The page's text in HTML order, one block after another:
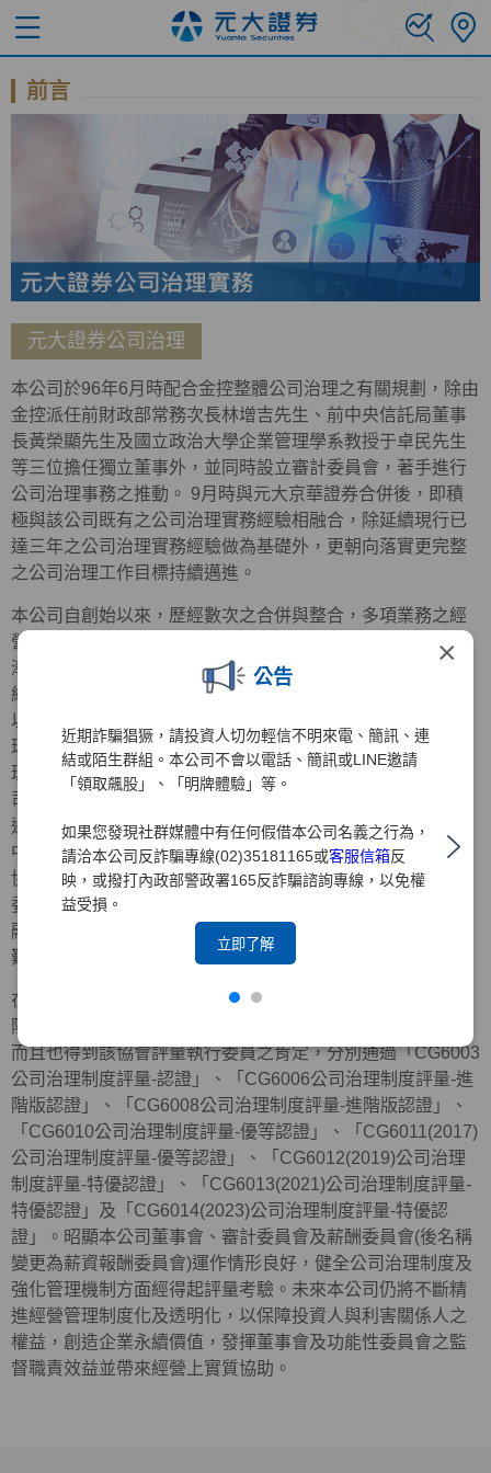
×
公告
近期詐騙猖獗，請投資人切勿輕信不明來電、簡訊、連
結或陌生群組。本公司不會以電話、簡訊或LINE邀請
「領取飆股」、「明牌體驗」等。
如果您發現社群媒體中有任何假借本公司名義之行為，
請洽本公司反詐騙專線(02)35181165或客服信箱反
映，或撥打內政部警政署165反詐騙諮詢專線，以免權
益受損。
立即了解
前言
元大證券公司治理
本公司於96年6月時配合金控整體公司治理之有關規劃，除由
金控派任前財政部常務次長林增吉先生、前中央信託局董事
長黃榮顯先生及國立政治大學企業管理學系教授于卓民先生
等三位擔任獨立董事外，並同時設立審計委員會，著手進行
公司治理事務之推動。 9月時與元大京華證券合併後，即積
極與該公司既有之公司治理實務經驗相融合，除延續現行已
達三年之公司治理實務經驗做為基礎外，更朝向落實更完整
之公司治理工作目標持續邁進。
本公司自創始以來，歷經數次之合併與整合，多項業務之經
營績效均居同業之冠，隨著組織日益壯大，經營管理事務日
漸繁重，原有之經營治理方式實已不符需求，為提昇公司的
經營效率，強化企業競爭力，增加與股東間之溝通與連繫，
以期能躋身於國際級金融集團之林。 值此公司治理已成為全
球經營管理要項時，強化董監事之功能並積極推行「公司治
理」，實已為首要之務，本公司為之配合主管機關推動「公
司治理實務」之政策，業經93年3月29日股東臨時會之決議
通過全面改選董監事，同時選任政治大學司徒達賢教授及前
中央信託局董事長黃榮顯先生擔任獨立董事，中華公司治理
協會創會理事長朱寶奎會計師擔任獨立監察人，並成立審計
委員會，開始逐一落實公司治理之運作，此一作為除已率金
融證券同業之先，也為日後元大金控推展公司治理實務奠定
難以撼動之基石。
在外部機構方面，近年來本公司與元大金控及元大銀行等，
陸續共同參加中華公司治理協會所舉辦公司治理制度評量，
而且也得到該協會評量執行委員之肯定，分別通過「CG6003
公司治理制度評量-認證」、「CG6006公司治理制度評量-進
階版認證」、「CG6008公司治理制度評量-進階版認證」、
「CG6010公司治理制度評量-優等認證」、「CG6011(2017)
公司治理制度評量-優等認證」、「CG6012(2019)公司治理
制度評量-特優認證」、「CG6013(2021)公司治理制度評量-
特優認證」及「 CG6014(2023)公司治理制度評量-特優認
證」。昭顯本公司董事會、審計委員會及薪酬委員會(後名稱
變更為薪資報酬委員會)運作情形良好，健全公司治理制度及
強化管理機制方面經得起評量考驗。未來本公司仍將不斷精
進經營管理制度化及透明化，以保障投資人與利害關係人之
權益，創造企業永續價值，發揮董事會及功能性委員會之監
督職責效益並帶來經營上實質協助。